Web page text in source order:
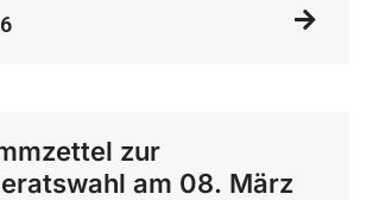
zur
am 08. März